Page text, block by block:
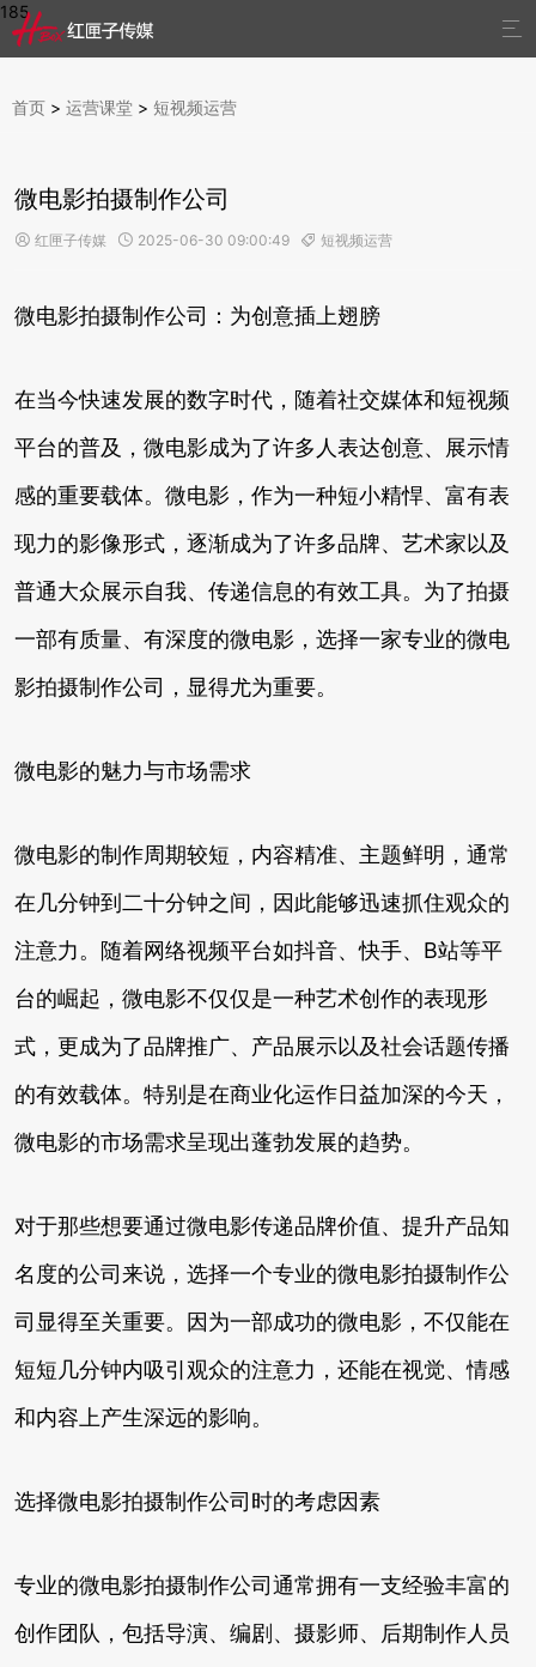
185

首页 > 运营课堂 > 短视频运营
微电影拍摄制作公司
 红匣子传媒  2025-06-30 09:00:49  短视频运营
微电影拍摄制作公司：为创意插上翅膀
在当今快速发展的数字时代，随着社交媒体和短视频
平台的普及，微电影成为了许多人表达创意、展示情
感的重要载体。微电影，作为一种短小精悍、富有表
现力的影像形式，逐渐成为了许多品牌、艺术家以及
普通大众展示自我、传递信息的有效工具。为了拍摄
一部有质量、有深度的微电影，选择一家专业的微电
影拍摄制作公司，显得尤为重要。
微电影的魅力与市场需求
微电影的制作周期较短，内容精准、主题鲜明，通常
在几分钟到二十分钟之间，因此能够迅速抓住观众的
注意力。随着网络视频平台如抖音、快手、B站等平
台的崛起，微电影不仅仅是一种艺术创作的表现形
式，更成为了品牌推广、产品展示以及社会话题传播
的有效载体。特别是在商业化运作日益加深的今天，
微电影的市场需求呈现出蓬勃发展的趋势。
对于那些想要通过微电影传递品牌价值、提升产品知
名度的公司来说，选择一个专业的微电影拍摄制作公
司显得至关重要。因为一部成功的微电影，不仅能在
短短几分钟内吸引观众的注意力，还能在视觉、情感
和内容上产生深远的影响。
选择微电影拍摄制作公司时的考虑因素
专业的微电影拍摄制作公司通常拥有一支经验丰富的
创作团队，包括导演、编剧、摄影师、后期制作人员